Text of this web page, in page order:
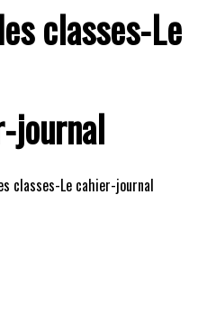
classes-Le
journal
classes-Le cahier-journal